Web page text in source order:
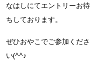
なはしにてエントリーお待
ちしております。
ぜひおやこでご参加くださ
い(^^♪